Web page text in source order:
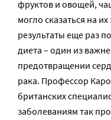
фруктов и овощей,
могло сказаться на
результаты еще раз
диета – один из
предотвращении
рака. Профессор
британских
заболеваниям так